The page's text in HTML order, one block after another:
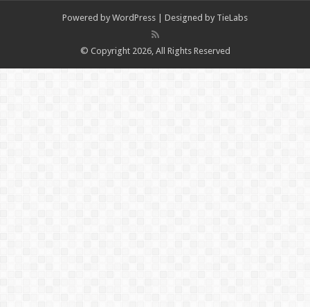
Powered by WordPress | Designed by TieLabs
© Copyright 2026, All Rights Reserved